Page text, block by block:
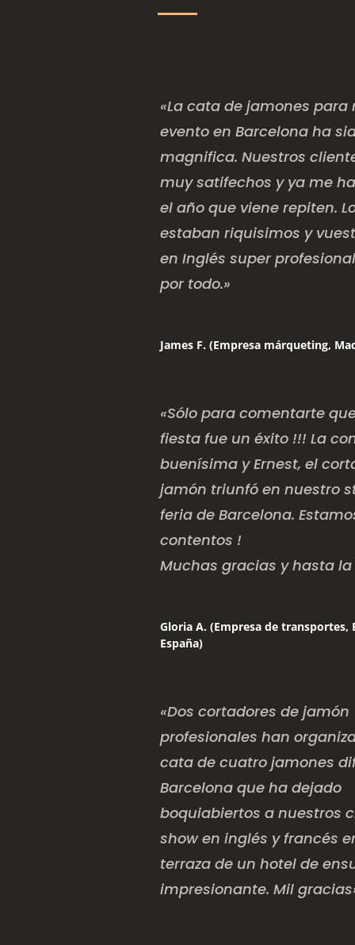
«La cata de jamones para
evento en Barcelona ha
magnifica. Nuestros
muy satifechos y ya me
el año que viene repiten.
estaban riquisimos y
en Inglés super
por todo.»
James F. (Empresa márqueting,
«Sólo para comentarte
fiesta fue un éxito !!! La
buenísima y Ernest, el
jamón triunfó en nuestro
feria de Barcelona.
contentos !
Muchas gracias y hasta
Gloria A. (Empresa de transportes,
España)
«Dos cortadores de jamón
profesionales han
cata de cuatro jamones
Barcelona que ha dejado
boquiabiertos a nuestros
show en inglés y francés
terraza de un hotel de
impresionante. Mil